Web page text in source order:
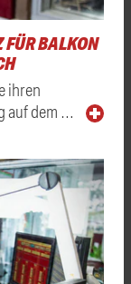
BALKON
ihren
auf dem …